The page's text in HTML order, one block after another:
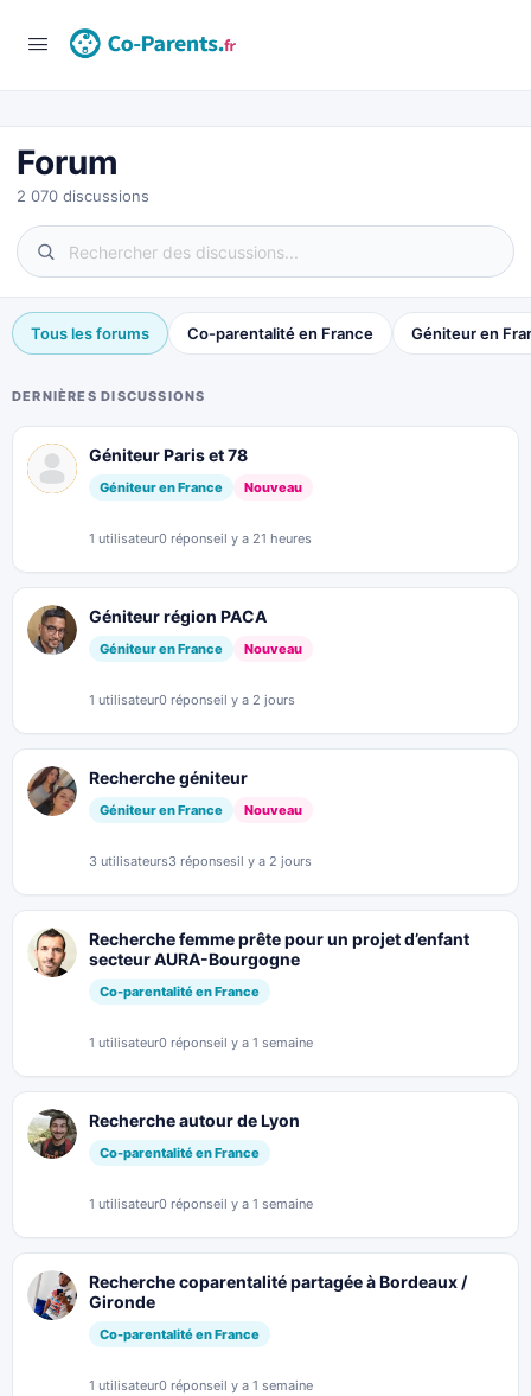
Forum
2 070 discussions
Tous les forums Co-parentalité en France Géniteur en
DERNIÈRES DISCUSSIONS
Géniteur Paris et 78
Géniteur en France Nouveau
1 utilisateur0 réponseil y a 21 heures
Géniteur région PACA
Géniteur en France Nouveau
1 utilisateur0 réponseil y a 2 jours
Recherche géniteur
Géniteur en France Nouveau
3 utilisateurs3 réponsesil y a 2 jours
Recherche femme prête pour un projet d’enfant
secteur AURA-Bourgogne
Co-parentalité en France
1 utilisateur0 réponseil y a 1 semaine
Recherche autour de Lyon
Co-parentalité en France
1 utilisateur0 réponseil y a 1 semaine
Recherche coparentalité partagée à Bordeaux /
Gironde
Co-parentalité en France
1 utilisateur0 réponseil y a 1 semaine